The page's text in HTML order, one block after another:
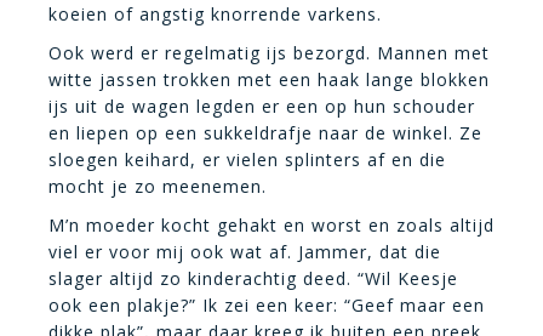
koeien of angstig knorrende varkens.
Ook werd er regelmatig ijs bezorgd. Mannen met
witte jassen trokken met een haak lange blokken
ijs uit de wagen legden er een op hun schouder
en liepen op een sukkeldrafje naar de winkel. Ze
sloegen keihard, er vielen splinters af en die
mocht je zo meenemen.
M’n moeder kocht gehakt en worst en zoals altijd
viel er voor mij ook wat af. Jammer, dat die
slager altijd zo kinderachtig deed. “Wil Keesje
ook een plakje?” Ik zei een keer: “Geef maar een